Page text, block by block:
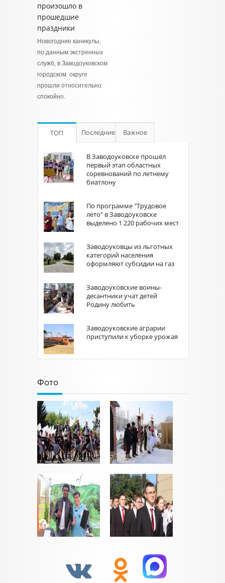
произошло в
прошедшие
праздники
Новогодние каникулы,
по данным экстренных
служб, в Заводоуковском
городском округе
прошли относительно
спокойно.
ТОП Последние Важное
В Заводоуковске прошёл
первый этап областных
соревнований по летнему
биатлону
По программе "Трудовое
лето" в Заводоуковске
выделено 1 220 рабочих мест
Заводоуковцы из льготных
категорий населения
оформляют субсидии на газ
Заводоуковские воины-
десантники учат детей
Родину любить
Заводоуковские аграрии
приступили к уборке урожая
Фото